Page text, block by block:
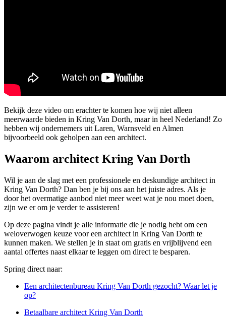
Bekijk deze video om erachter te komen hoe wij niet alleen
meerwaarde bieden in Kring Van Dorth, maar in heel Nederland! Zo
hebben wij ondernemers uit Laren, Warnsveld en Almen
bijvoorbeeld ook geholpen aan een architect.
Waarom architect Kring Van Dorth
Wil je aan de slag met een professionele en deskundige architect in
Kring Van Dorth? Dan ben je bij ons aan het juiste adres. Als je
door het overmatige aanbod niet meer weet wat je nou moet doen,
zijn we er om je verder te assisteren!
Op deze pagina vindt je alle informatie die je nodig hebt om een
weloverwogen keuze voor een architect in Kring Van Dorth te
kunnen maken. We stellen je in staat om gratis en vrijblijvend een
aantal offertes naast elkaar te leggen om direct te besparen.
Spring direct naar:
Een architectenbureau Kring Van Dorth gezocht? Waar let je
op?
Betaalbare architect Kring Van Dorth